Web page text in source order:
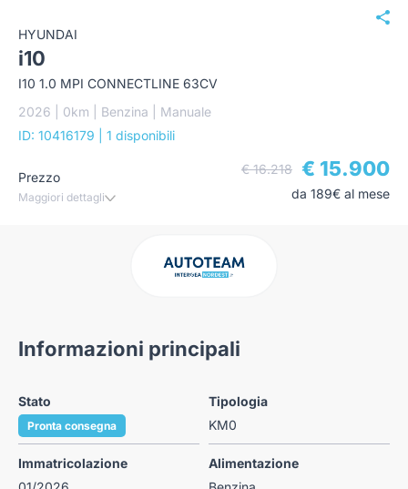
HYUNDAI
i10
I10 1.0 MPI CONNECTLINE 63CV
2026 | 0km | Benzina | Manuale
ID: 10416179
| 1 disponibili
Prezzo
Maggiori dettagli
€ 16.218 € 15.900
da 189€ al mese
Informazioni principali
Stato
Pronta consegna
Tipologia
KM0
Immatricolazione
Alimentazione